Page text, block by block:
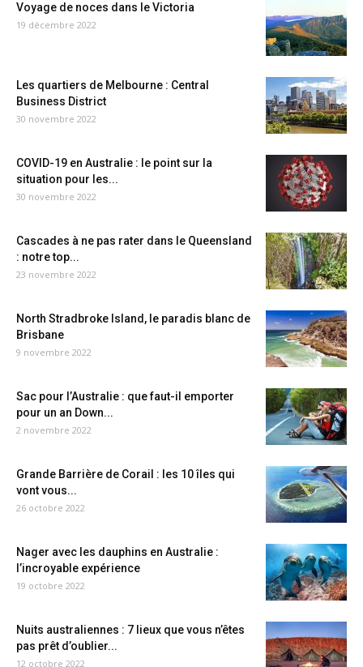
Voyage de noces dans le Victoria
19 décembre 2022
Les quartiers de Melbourne : Central
Business District
30 novembre 2022
COVID-19 en Australie : le point sur la
situation pour les...
30 novembre 2022
Cascades à ne pas rater dans le Queensland
: notre top...
23 novembre 2022
North Stradbroke Island, le paradis blanc de
Brisbane
9 novembre 2022
Sac pour l’Australie : que faut-il emporter
pour un an Down...
2 novembre 2022
Grande Barrière de Corail : les 10 îles qui
vont vous...
26 octobre 2022
Nager avec les dauphins en Australie :
l’incroyable expérience
19 octobre 2022
Nuits australiennes : 7 lieux que vous n’êtes
pas prêt d’oublier...
12 octobre 2022